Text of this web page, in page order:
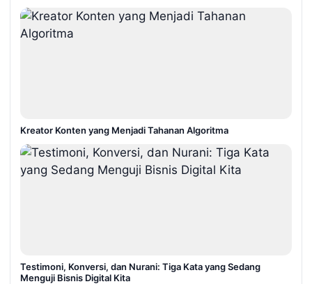
Kreator Konten yang Menjadi Tahanan Algoritma
Testimoni, Konversi, dan Nurani: Tiga Kata yang Sedang
Menguji Bisnis Digital Kita